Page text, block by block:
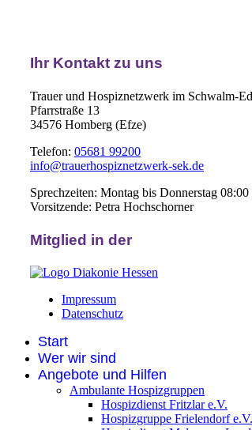
Ihr Kontakt zu uns
Trauer und Hospiznetzwerk im Schwalm-
Pfarrstraße 13
34576 Homberg (Efze)
Telefon: 05681 99200
info@trauerhospiznetzwerk-sek.de
Sprechzeiten: Montag bis Donnerstag
Vorsitzende: Petra Hochschorner
Mitglied in der
Impressum
Datenschutz
Start
Wer wir sind
Angebote und Hilfen
Ambulante Hospizgruppen
Hospizdienst Fritzlar e.V.
Hospizgruppe Frielendorf e.V.